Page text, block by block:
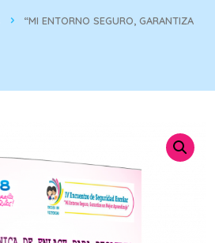
“MI ENTORNO SEGURO, GARANTIZA